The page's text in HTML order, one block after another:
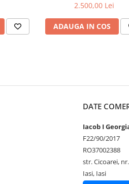
2.500,00 Lei
ADAUGA IN COS
DATE
Iacob I
F22/90/2017
RO37002388
str. Cicoarei,
Iasi, Iasi